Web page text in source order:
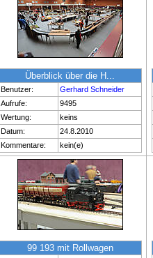
Überblick über die H...
Benutzer:
Gerhard Schneider
Aufrufe:
9495
Wertung:
keins
Datum:
24.8.2010
Kommentare:
kein(e)
99 193 mit Rollwagen